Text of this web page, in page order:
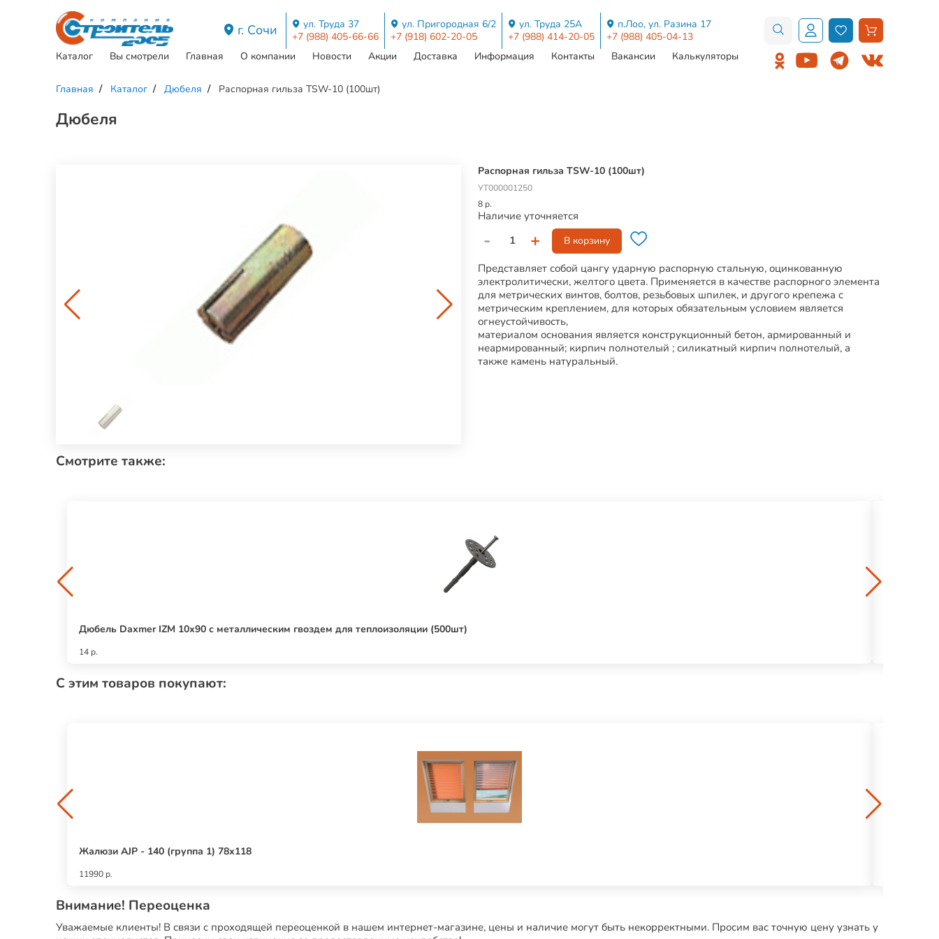
г. Сочи
ул. Труда 37
+7 (988) 405-66-66
ул. Пригородная 6/2
+7 (918) 602-20-05
ул. Труда 25А
+7 (988) 414-20-05
п.Лоо, ул. Разина 17
+7 (988) 405-04-13
Каталог
Вы смотрели Главная О компании Новости Акции Доставка Информация Контакты Вакансии Калькуляторы
Главная Каталог Дюбеля Распорная гильза TSW-10 (100шт)
Дюбеля
Распорная гильза TSW-10 (100шт)
УТ000001250
8 р.
Наличие уточняется
- + В корзину
Представляет собой цангу ударную распорную стальную, оцинкованную
электролитически, желтого цвета. Применяется в качестве распорного элемента
для метрических винтов, болтов, резьбовых шпилек, и другого крепежа с
метрическим креплением, для которых обязательным условием является
огнеустойчивость,
материалом основания является конструкционный бетон, армированный и
неармированный; кирпич полнотелый ; силикатный кирпич полнотелый, а
также камень натуральный.
Смотрите также:
Дюбель Daxmer IZM 10х90 с металлическим гвоздем для теплоизоляции (500шт)
14 р.
С этим товаров покупают:
Жалюзи AJP - 140 (группа 1) 78х118
11990 р.
Внимание! Переоценка
Уважаемые клиенты! В связи с проходящей переоценкой в нашем интернет-магазине, цены и наличие могут быть некорректными. Просим вас точную цену узнать у